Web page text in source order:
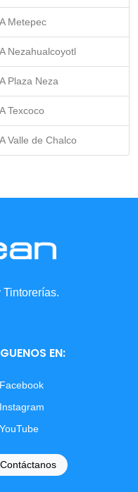
Metepec
Nezahualcoyotl
Plaza Neza
Texcoco
Valle de Chalco
EN:
Facebook
Instagram
YouTube
Contáctanos